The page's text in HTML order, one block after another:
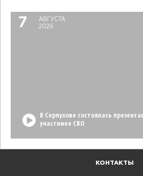
7
АВГУСТА
2026
В Серпухове состоялась
участнике СВО
КОНТАКТЫ